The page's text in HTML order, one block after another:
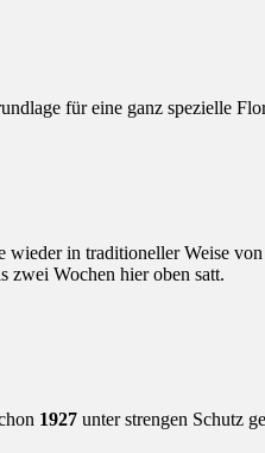
für eine ganz spezielle
in traditioneller Weise
Wochen hier oben satt.
1927 unter strengen Schutz